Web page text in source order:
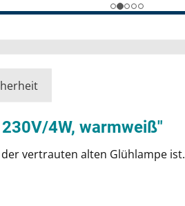
4W, warmweiß"
vertrauten alten Glühlampe ist.